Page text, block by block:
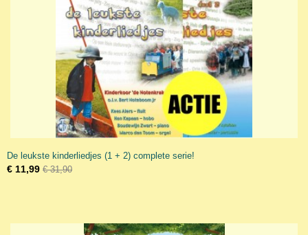
De leukste kinderliedjes (1 + 2) complete serie!
€ 11,99 € 31,90